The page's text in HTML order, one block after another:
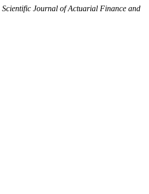
Scientific Journal of Actuarial Finance and